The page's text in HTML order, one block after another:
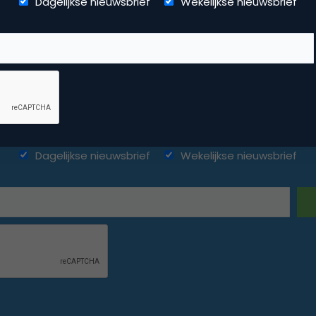
Elke dag vers. Mis
Dagelijkse nieuwsbrief Wekelijkse nieuwsbrief